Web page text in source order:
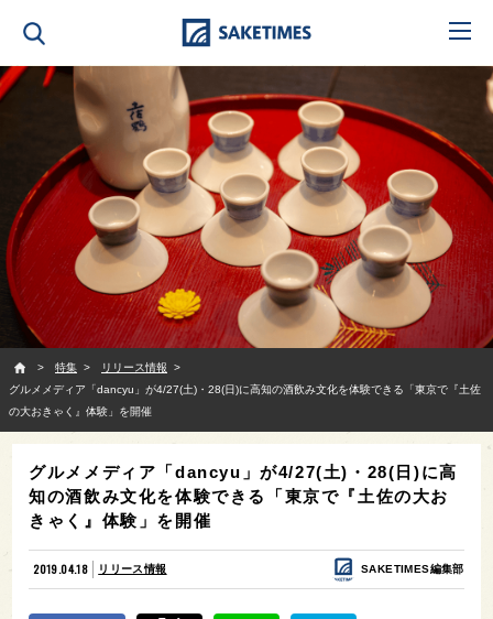
特集
リリース情報
グルメメディア「dancyu」が4/27(土)・28(日)に高知の酒飲み文化を体験できる「東京で『土佐
の大おきゃく』体験」を開催
グルメメディア「dancyu」が4/27(土)・28(日)に高
知の酒飲み文化を体験できる「東京で『土佐の大お
きゃく』体験」を開催
2019.04.18 リリース情報 SAKETIMES編集部